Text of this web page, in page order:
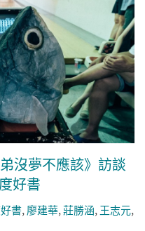
沒夢不應該》訪談
好書
書, 廖建華,莊勝涵, 王志元,